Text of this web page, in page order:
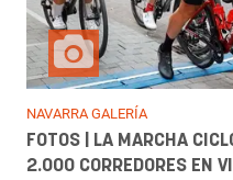
NAVARRA GALERÍA
FOTOS | LA MARCHA
2.000 CORREDORES EN